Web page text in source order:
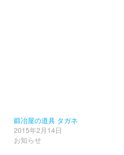
鍛冶屋の道具 タガネ
2015年2月14日
お知らせ